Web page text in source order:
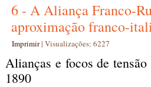
6 - A Aliança Franco-
aproximação franco-
Imprimir|Visualizações: 6227
Alianças e focos de
1890